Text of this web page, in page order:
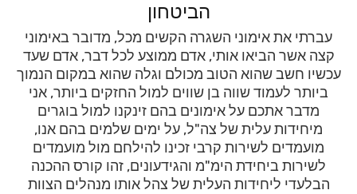
הביטחון
עברתי את אימוני השגרה הקשים מכל, מדובר באימוני
קצה אשר הביאו אותי, אדם ממוצע לכל דבר, אדם שעד
עכשיו חשב שהוא הטוב מכולם וגלה שהוא במקום הנמוך
ביותר לעמוד שווה בן שווים למול החזקים ביותר, אני
מדבר אתכם על אימונים בהם זינקנו למול בוגרים
מיחידות עלית של צה"ל, על ימים שלמים בהם אנו,
מועמדים לשירות קרבי זכינו להילחם מול מועמדים
לשירות ביחידת הימ"מ והגידעונים, זהו קורס ההכנה
הבלעדי ליחידות העלית של צהל אותו מנהלים הצוות